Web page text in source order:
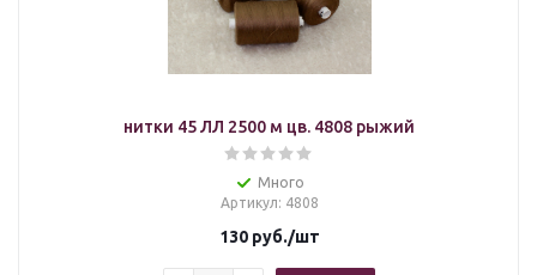
нитки 45 ЛЛ 2500 м цв. 4808 рыжий
Много
Артикул: 4808
130руб./шт